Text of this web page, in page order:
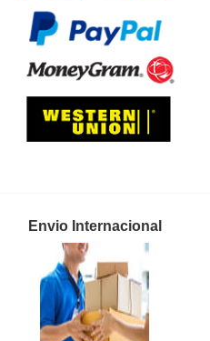
Envio Internacional